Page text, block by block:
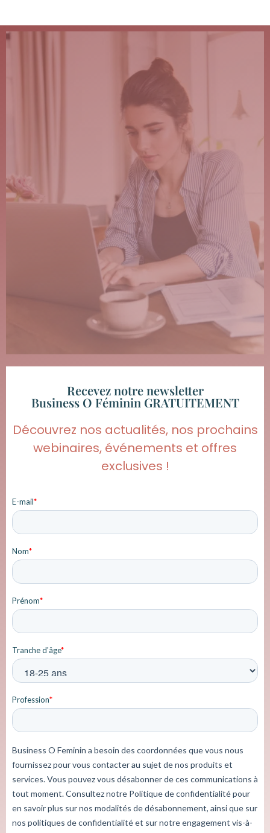
Recevez notre newsletter
Business O Féminin GRATUITEMENT
Découvrez nos actualités, nos prochains
webinaires, événements et offres
exclusives !